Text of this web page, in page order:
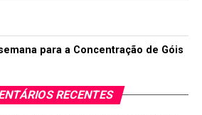
para a Concentração de Góis
RECENTES